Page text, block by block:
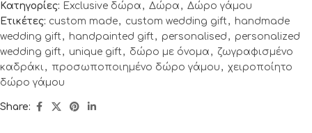
Κατηγορίες: Exclusive δώρα , Δώρα , Δώρο γάμου
Ετικέτες: custom made, custom wedding gift, handmade
wedding gift, handpainted gift, personalised , personalized
wedding gift, unique gift, δώρο με όνομα , ζωγραφισμένο
καδράκι, προσωποποιημένο δώρο γάμου , χειροποίητο
δώρο γάμου
Share: